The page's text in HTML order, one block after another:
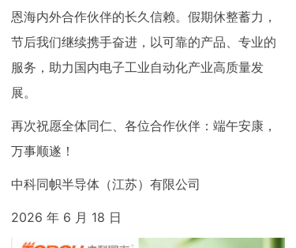
恩海内外合作伙伴的长久信赖。假期休整蓄力，
节后我们继续携手奋进，以可靠的产品、专业的
服务，助力国内电子工业自动化产业高质量发
展。
再次祝愿全体同仁、各位合作伙伴：端午安康，
万事顺遂！
中科同帜半导体（江苏）有限公司
2026 年 6 月 18 日